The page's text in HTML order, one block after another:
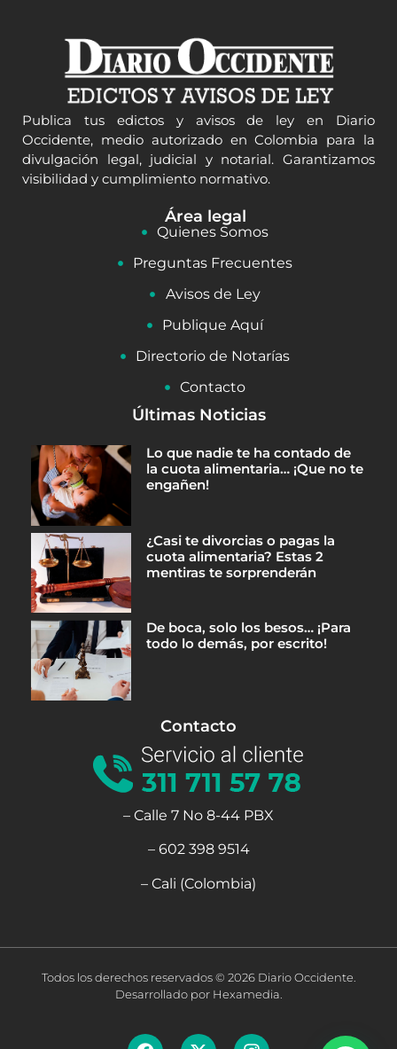
Publica tus edictos y avisos de ley en Diario
Occidente, medio autorizado en Colombia para la
divulgación legal, judicial y notarial. Garantizamos
visibilidad y cumplimiento normativo.
Área legal
Quienes Somos
Preguntas Frecuentes
Avisos de Ley
Publique Aquí
Directorio de Notarías
Contacto
Últimas Noticias
Lo que nadie te ha contado de
la cuota alimentaria… ¡Que no te
engañen!
¿Casi te divorcias o pagas la
cuota alimentaria? Estas 2
mentiras te sorprenderán
De boca, solo los besos… ¡Para
todo lo demás, por escrito!
Contacto
– Calle 7 No 8-44 PBX
– 602 398 9514
– Cali (Colombia)
Todos los derechos reservados © 2026 Diario Occidente.
Desarrollado por Hexamedia.